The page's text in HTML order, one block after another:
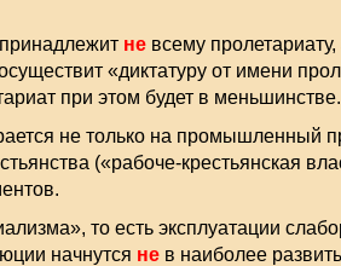
невсему пролетариату,
«диктатуру от имени
при этом будет в меньшинстве.
не только на промышленный
(«рабоче-крестьянская
то есть эксплуатации
начнутся нев наиболее